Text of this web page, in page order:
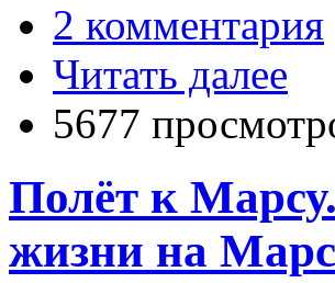
2 комментария
Читать далее
5677
Полёт к
жизни на